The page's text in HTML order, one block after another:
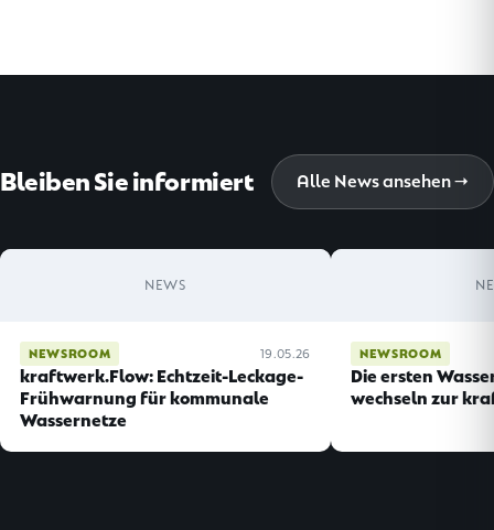
Bleiben Sie informiert Alle News ansehen →
NEWS
NEWSROOM 19.05.26
kraftwerk.Flow: Echtzeit-Leckage-
Frühwarnung für kommunale
Wassernetze
NEWSROOM
Die ersten
wechseln zur